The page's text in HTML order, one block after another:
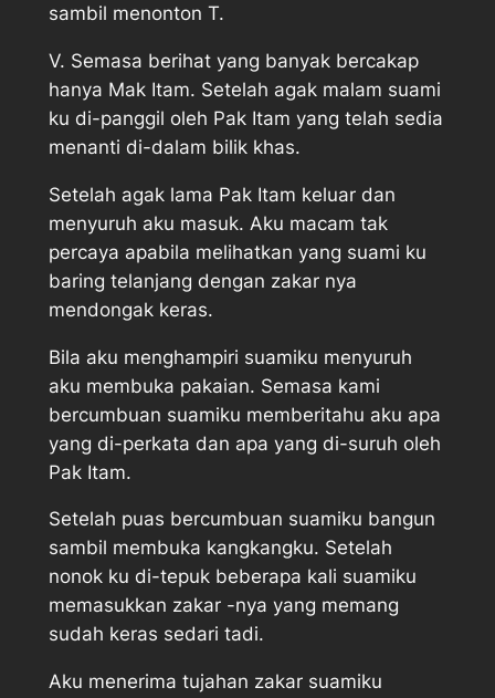
sambil menonton T.
V. Semasa berihat yang banyak bercakap
hanya Mak Itam. Setelah agak malam suami
ku di-panggil oleh Pak Itam yang telah sedia
menanti di-dalam bilik khas.
Setelah agak lama Pak Itam keluar dan
menyuruh aku masuk. Aku macam tak
percaya apabila melihatkan yang suami ku
baring telanjang dengan zakar nya
mendongak keras.
Bila aku menghampiri suamiku menyuruh
aku membuka pakaian. Semasa kami
bercumbuan suamiku memberitahu aku apa
yang di-perkata dan apa yang di-suruh oleh
Pak Itam.
Setelah puas bercumbuan suamiku bangun
sambil membuka kangkangku. Setelah
nonok ku di-tepuk beberapa kali suamiku
memasukkan zakar -nya yang memang
sudah keras sedari tadi.
Aku menerima tujahan zakar suamiku